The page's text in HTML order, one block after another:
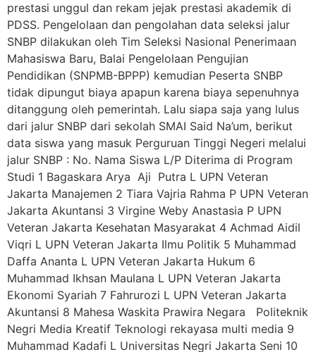
prestasi unggul dan rekam jejak prestasi akademik di
PDSS. Pengelolaan dan pengolahan data seleksi jalur
SNBP dilakukan oleh Tim Seleksi Nasional Penerimaan
Mahasiswa Baru, Balai Pengelolaan Pengujian
Pendidikan (SNPMB-BPPP) kemudian Peserta SNBP
tidak dipungut biaya apapun karena biaya sepenuhnya
ditanggung oleh pemerintah. Lalu siapa saja yang lulus
dari jalur SNBP dari sekolah SMAI Said Na’um, berikut
data siswa yang masuk Perguruan Tinggi Negeri melalui
jalur SNBP : No. Nama Siswa L/P Diterima di Program
Studi 1 Bagaskara Arya Aji Putra L UPN Veteran
Jakarta Manajemen 2 Tiara Vajria Rahma P UPN Veteran
Jakarta Akuntansi 3 Virgine Weby Anastasia P UPN
Veteran Jakarta Kesehatan Masyarakat 4 Achmad Aidil
Viqri L UPN Veteran Jakarta Ilmu Politik 5 Muhammad
Daffa Ananta L UPN Veteran Jakarta Hukum 6
Muhammad Ikhsan Maulana L UPN Veteran Jakarta
Ekonomi Syariah 7 Fahrurozi L UPN Veteran Jakarta
Akuntansi 8 Mahesa Waskita Prawira Negara Politeknik
Negri Media Kreatif Teknologi rekayasa multi media 9
Muhammad Kadafi L Universitas Negri Jakarta Seni 10